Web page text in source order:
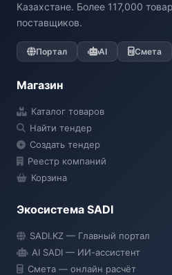
Казахстане. Более 117,000
поставщиков.
Портал AI Смета
Магазин
Каталог товаров
Найти тендер
Создать тендер
Реестр компаний
Корзина
Экосистема SADI
SADI.KZ — Главный портал
AI SADI — ИИ-ассистент
Смета — онлайн расчёт
● Подключение...